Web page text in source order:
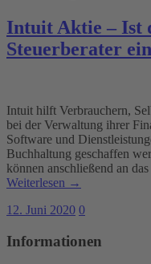
Intuit Aktie – Ist
Steuerberater
Intuit hilft Verbrauchern,
bei der Verwaltung ihrer
Software und
Buchhaltung geschaffen
können anschließend an
Weiterlesen →
12. Juni 2020 0
Informationen